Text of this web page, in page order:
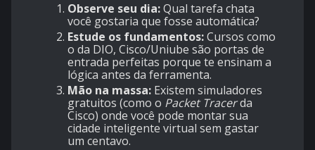
Observe seu dia:Qual tarefa chata
você gostaria que fosse automática?
Estude os fundamentos:Cursos como
o da DIO, Cisco/Uniube são portas de
entrada perfeitas porque te ensinam a
lógica antes da ferramenta.
Mão na massa: Existem simuladores
gratuitos (como o Packet Tracerda
Cisco) onde você pode montar sua
cidade inteligente virtual sem gastar
um centavo.